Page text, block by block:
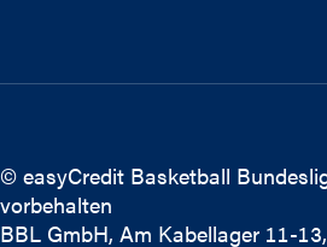
© easyCredit Basketball
vorbehalten
BBL GmbH, Am Kabellager 11-